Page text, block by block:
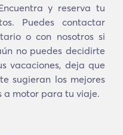
y reserva tu
Puedes contactar
o con nosotros si
no puedes decidirte
vacaciones, deja que
sugieran los mejores
a motor para tu viaje.